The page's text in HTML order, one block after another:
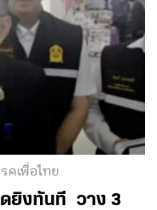
คเพื่อไทย
ดยิงทันที วาง 3